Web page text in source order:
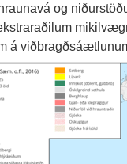
og
á